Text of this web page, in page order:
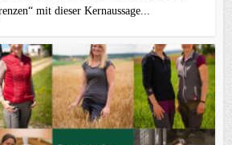
mit dieser Kernaussage...